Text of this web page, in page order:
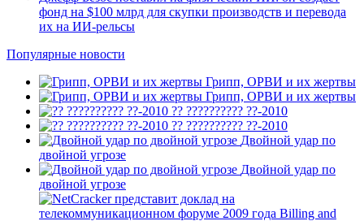
фонд на $100 млрд для скупки производств и перевода
их на ИИ-рельсы
Популярные новости
Грипп, ОРВИ и их жертвы
Грипп, ОРВИ и их жертвы
?? ?????????? ??-2010
?? ?????????? ??-2010
Двойной удар по
двойной угрозе
Двойной удар по
двойной угрозе